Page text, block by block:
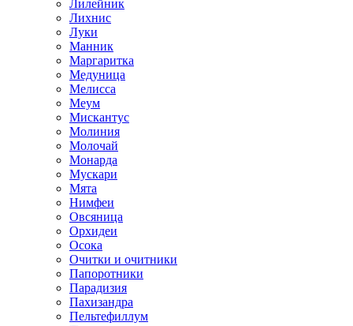
Лилейник
Лихнис
Луки
Манник
Маргаритка
Медуница
Мелисса
Меум
Мискантус
Молиния
Молочай
Монарда
Мускари
Мята
Нимфеи
Овсяница
Орхидеи
Осока
Очитки и очитники
Папоротники
Парадизия
Пахизандра
Пельтефиллум